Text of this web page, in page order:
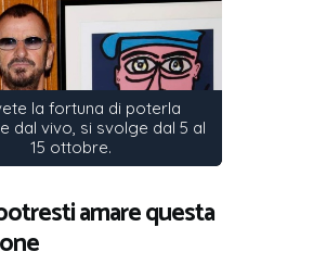
la fortuna di poterla
dal vivo, si svolge dal 5 al
15 ottobre.
amare questa